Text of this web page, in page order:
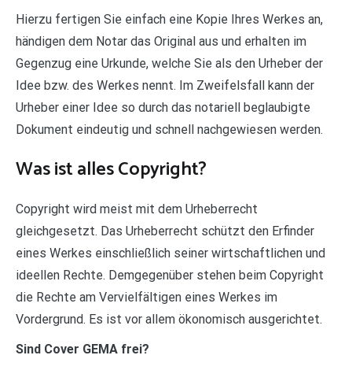
Hierzu fertigen Sie einfach eine Kopie Ihres Werkes an,
händigen dem Notar das Original aus und erhalten im
Gegenzug eine Urkunde, welche Sie als den Urheber der
Idee bzw. des Werkes nennt. Im Zweifelsfall kann der
Urheber einer Idee so durch das notariell beglaubigte
Dokument eindeutig und schnell nachgewiesen werden.
Was ist alles Copyright?
Copyright wird meist mit dem Urheberrecht
gleichgesetzt. Das Urheberrecht schützt den Erfinder
eines Werkes einschließlich seiner wirtschaftlichen und
ideellen Rechte. Demgegenüber stehen beim Copyright
die Rechte am Vervielfältigen eines Werkes im
Vordergrund. Es ist vor allem ökonomisch ausgerichtet.
Sind Cover GEMA frei?